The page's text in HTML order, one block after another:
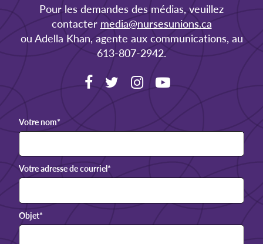
Pour les demandes des médias, veuillez
contacter media@nursesunions.ca
ou Adella Khan, agente aux communications, au
613-807-2942.
Votre nom*
Votre adresse de courriel*
Objet*